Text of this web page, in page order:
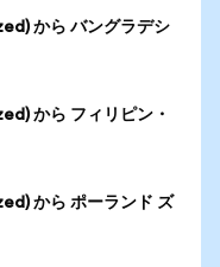
から バングラデシ
から フィリピン・
から ポーランド ズ